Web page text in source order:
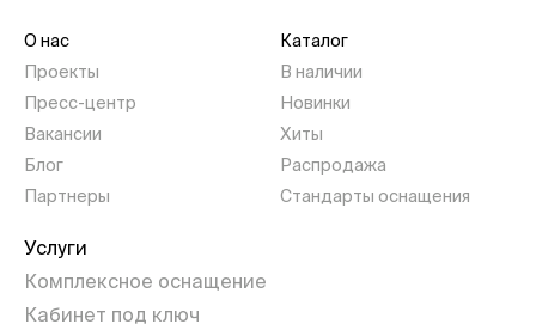
О нас
Проекты
Пресс-центр
Вакансии
Блог
Партнеры
Каталог
В наличии
Новинки
Хиты
Распродажа
Стандарты оснащения
Услуги
Комплексное оснащение
Кабинет под ключ